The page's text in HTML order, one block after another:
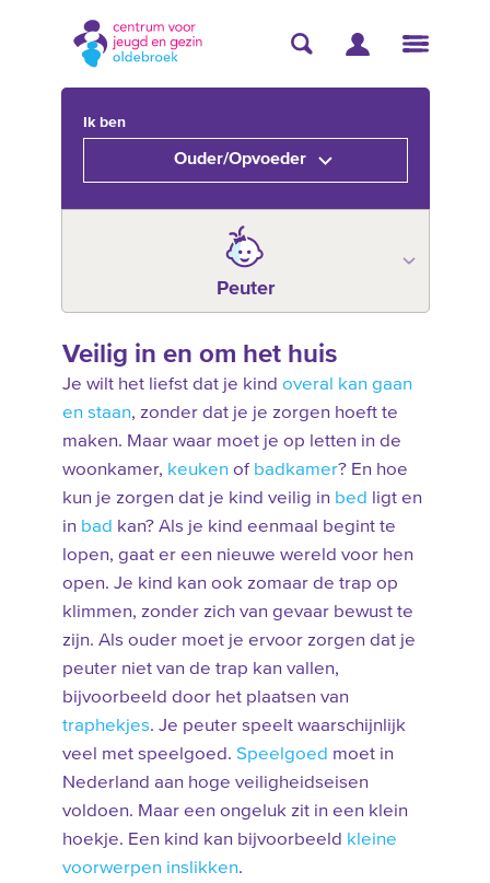
Ik ben
Ouder/Opvoeder
Peuter
Veilig in en om het huis
Je wilt het liefst dat je kind overal kan gaan
en staan, zonder dat je je zorgen hoeft te
maken. Maar waar moet je op letten in de
woonkamer, keuken of badkamer? En hoe
kun je zorgen dat je kind veilig in bed ligt en
in bad kan? Als je kind eenmaal begint te
lopen, gaat er een nieuwe wereld voor hen
open. Je kind kan ook zomaar de trap op
klimmen, zonder zich van gevaar bewust te
zijn. Als ouder moet je ervoor zorgen dat je
peuter niet van de trap kan vallen,
bijvoorbeeld door het plaatsen van
traphekjes. Je peuter speelt waarschijnlijk
veel met speelgoed. Speelgoed moet in
Nederland aan hoge veiligheidseisen
voldoen. Maar een ongeluk zit in een klein
hoekje. Een kind kan bijvoorbeeld kleine
voorwerpen inslikken.